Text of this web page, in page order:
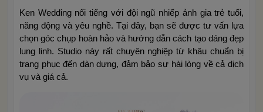
Ken Wedding nổi tiếng với đội ngũ nhiếp ảnh gia trẻ tuổi,
năng động và yêu nghề. Tại đây, bạn sẽ được tư vấn lựa
chọn góc chụp hoàn hảo và hướng dẫn cách tạo dáng đẹp
lung linh. Studio này rất chuyên nghiệp từ khâu chuẩn bị
trang phục đến dàn dựng, đảm bảo sự hài lòng về cả dịch
vụ và giá cả.